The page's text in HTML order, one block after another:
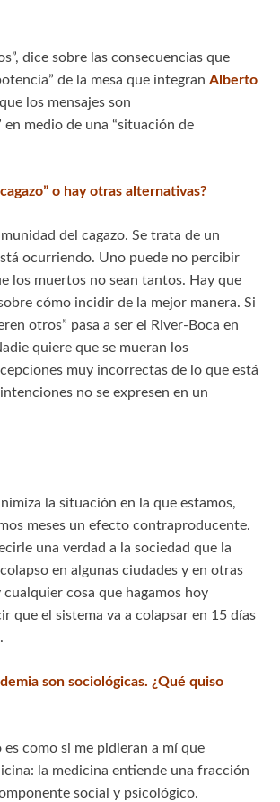
dice sobre las consecuencias que
de la mesa que integran Alberto
los mensajes son
medio de una “situación de
o hay otras alternativas?
del cagazo. Se trata de un
ocurriendo. Uno puede no percibir
los muertos no sean tantos. Hay que
cómo incidir de la mejor manera. Si
otros” pasa a ser el River-Boca en
quiere que se mueran los
muy incorrectas de lo que está
no se expresen en un
la situación en la que estamos,
meses un efecto contraproducente.
una verdad a la sociedad que la
en algunas ciudades y en otras
cosa que hagamos hoy
que el sistema va a colapsar en 15 días
son sociológicas. ¿Qué quiso
como si me pidieran a mí que
la medicina entiende una fracción
social y psicológico.